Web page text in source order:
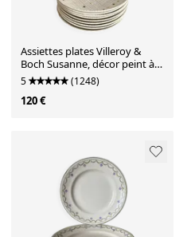
Assiettes plates Villeroy &
Boch Susanne, décor peint à
la main, années 60
5 (1248)
120 €